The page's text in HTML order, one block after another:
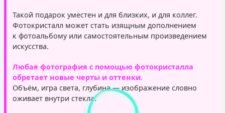
Такой подарок уместен и для близких, и для коллег.
Фотокристалл может стать изящным дополнением
к фотоальбому или самостоятельным произведением
искусства.
Любая фотография с помощью фотокристалла
обретает новые черты и оттенки.
Объём, игра света, глубина — изображение словно
оживает внутри стекла.